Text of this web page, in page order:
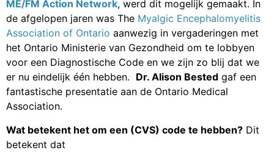
ME/FM Action Network, werd dit mogelijk gemaakt. In
de afgelopen jaren was The Myalgic Encephalomyelitis
Association of Ontario aanwezig in vergaderingen met
het Ontario Ministerie van Gezondheid om te lobbyen
voor een Diagnostische Code en we zijn zo blij dat we
er nu eindelijk één hebben. Dr. Alison Bested gaf een
fantastische presentatie aan de Ontario Medical
Association.
Wat betekent het om een (CVS) code te hebben? Dit
betekent dat